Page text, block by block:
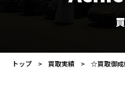
トップ 買取実績 ☆買取御成